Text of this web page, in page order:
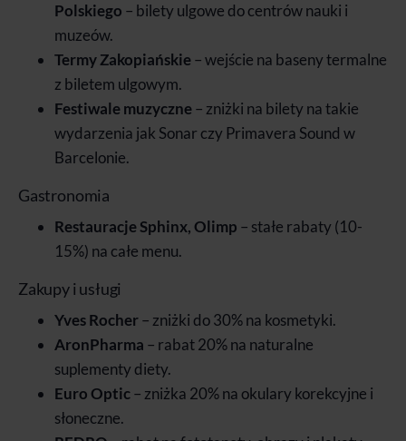
Polskiego – bilety ulgowe do centrów nauki i
muzeów.
Termy Zakopiańskie– wejście na baseny termalne
z biletem ulgowym.
Festiwale muzyczne– zniżki na bilety na takie
wydarzenia jak Sonar czy Primavera Sound w
Barcelonie.
Gastronomia
Restauracje Sphinx, Olimp – stałe rabaty (10-
15%) na całe menu.
Zakupy i usługi
Yves Rocher– zniżki do 30% na kosmetyki.
AronPharma – rabat 20% na naturalne
suplementy diety.
Euro Optic– zniżka 20% na okulary korekcyjne i
słoneczne.